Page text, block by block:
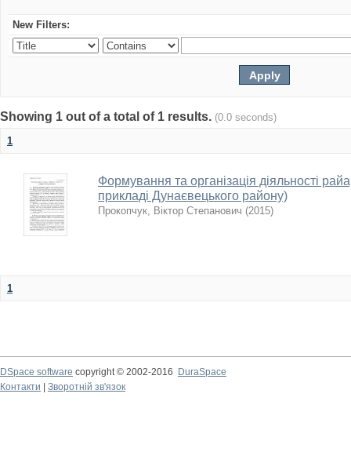
New Filters:
Showing 1 out of a total of 1 results. (0.0 seconds)
1
Формування та організація діяльності
прикладі Дунаєвецького району)
Прокопчук, Віктор Степанович (2015)
1
DSpace software copyright © 2002-2016
DuraSpace
Контакти
Зворотній зв'язок